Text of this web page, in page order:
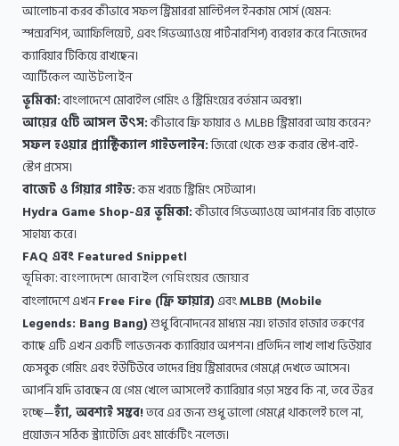
আলোচনা করব কীভাবে সফল স্ট্রিমাররা মাল্টিপল ইনকাম সোর্স (যেমন:
স্পন্সরশিপ, অ্যাফিলিয়েট, এবং গিভঅ্যাওয়ে পার্টনারশিপ) ব্যবহার করে নিজেদের
ক্যারিয়ার টিকিয়ে রাখছেন।
আর্টিকেল আউটলাইন
ভূমিকা:বাংলাদেশে মোবাইল গেমিং ও স্ট্রিমিংয়ের বর্তমান অবস্থা।
আয়ের ৫টি আসল উৎস:কীভাবে ফ্রি ফায়ার ও MLBB স্ট্রিমাররা আয় করেন?
সফল হওয়ার প্র্যাক্টিক্যাল গাইডলাইন:জিরো থেকে শুরু করার স্টেপ-বাই-
স্টেপ প্রসেস।
বাজেট ও গিয়ার গাইড:কম খরচে স্ট্রিমিং সেটআপ।
Hydra Game Shop-এর ভূমিকা:কীভাবে গিভঅ্যাওয়ে আপনার রিচ বাড়াতে
সাহায্য করে।
FAQ এবং Featured Snippet।
ভূমিকা: বাংলাদেশে মোবাইল গেমিংয়ের জোয়ার
বাংলাদেশে এখনFree Fire (ফ্রি ফায়ার) এবংMLBB (Mobile
Legends: Bang Bang)শুধু বিনোদনের মাধ্যম নয়। হাজার হাজার তরুণের
কাছে এটি এখন একটি লাভজনক ক্যারিয়ার অপশন। প্রতিদিন লাখ লাখ ভিউয়ার
ফেসবুক গেমিং এবং ইউটিউবে তাদের প্রিয় স্ট্রিমারদের গেমপ্লে দেখতে আসেন।
আপনি যদি ভাবছেন যে গেম খেলে আসলেই ক্যারিয়ার গড়া সম্ভব কি না, তবে উত্তর
হচ্ছে—হ্যাঁ, অবশ্যই সম্ভব!তবে এর জন্য শুধু ভালো গেমপ্লে থাকলেই চলে না,
প্রয়োজন সঠিক স্ট্র্যাটেজি এবং মার্কেটিং নলেজ।